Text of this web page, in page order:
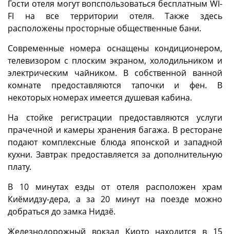
Гости отеля могут вопспользоваться бесплатным WI-
FI на все территории отеля. Также здесь
расположены просторные общественные бани.
Современные номера оснащены кондиционером,
телевизором с плоским экраном, холодильником и
электрическим чайником. В собственной ванной
комнате предоставляются тапочки и фен. В
некоторых номерах имеется душевая кабина.
На стойке регистрации предоставляются услуги
прачечной и камеры хранения багажа. В ресторане
подают комплексные блюда японской и западной
кухни. Завтрак предоставляется за дополнительную
плату.
В 10 минутах езды от отеля расположен храм
Киёмидзу-дера, а за 20 минут на поезде можно
добраться до замка Нидзё.
Железнодорожный вокзал Киото находится в 15